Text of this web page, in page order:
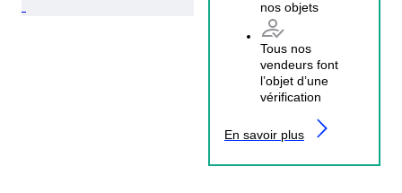
nos objets
Tous nos
vendeurs font
l’objet d’une
vérification
En savoir plus